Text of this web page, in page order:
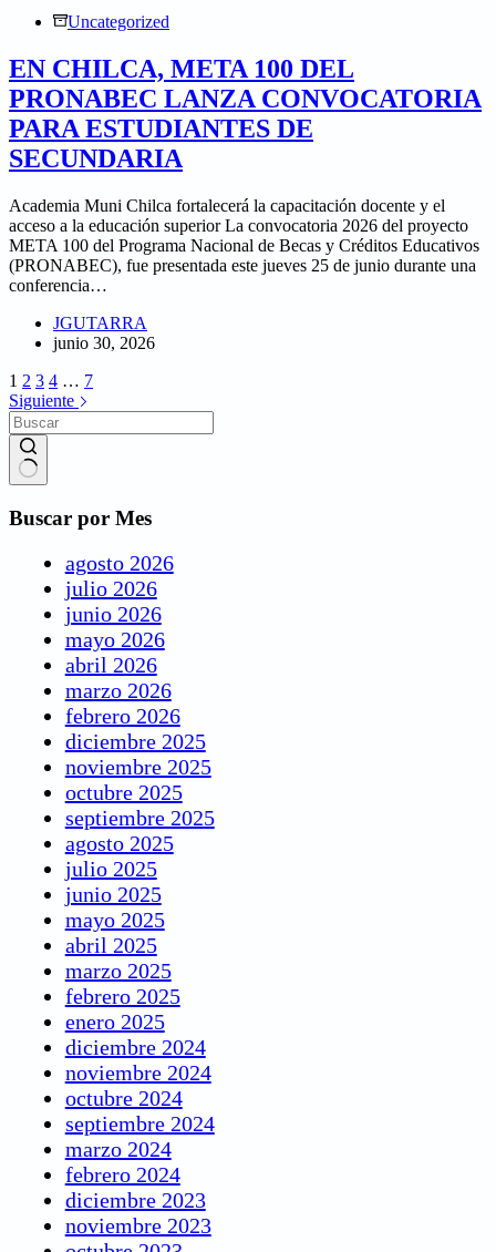
Uncategorized
EN CHILCA, META 100 DEL
PRONABEC LANZA CONVOCATORIA
PARA ESTUDIANTES DE
SECUNDARIA
Academia Muni Chilca fortalecerá la capacitación docente y el
acceso a la educación superior La convocatoria 2026 del proyecto
META 100 del Programa Nacional de Becas y Créditos Educativos
(PRONABEC), fue presentada este jueves 25 de junio durante una
conferencia…
JGUTARRA
junio 30, 2026
1 2 3 4 … 7
Siguiente
Buscar por Mes
agosto 2026
julio 2026
junio 2026
mayo 2026
abril 2026
marzo 2026
febrero 2026
diciembre 2025
noviembre 2025
octubre 2025
septiembre 2025
agosto 2025
julio 2025
junio 2025
mayo 2025
abril 2025
marzo 2025
febrero 2025
enero 2025
diciembre 2024
noviembre 2024
octubre 2024
septiembre 2024
marzo 2024
febrero 2024
diciembre 2023
noviembre 2023